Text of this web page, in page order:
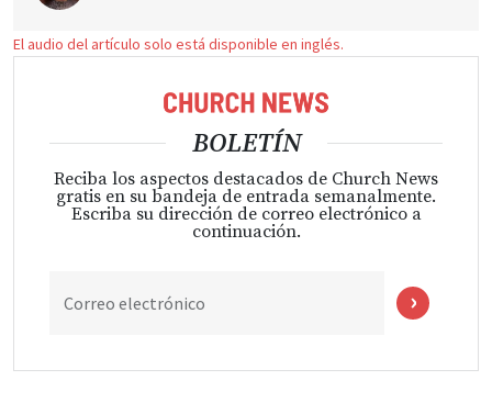
El audio del artículo solo está disponible en inglés.
BOLETÍN
Reciba los aspectos destacados de Church News
gratis en su bandeja de entrada semanalmente.
Escriba su dirección de correo electrónico a
continuación.
Correo electrónico